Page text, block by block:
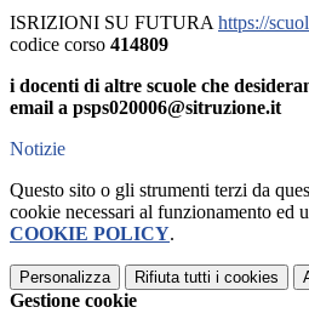
ISRIZIONI SU FUTURA https://
codice corso 414809
i docenti di altre scuole che
email a psps020006@sitruzione.it
Notizie
Questo sito o gli strumenti terzi da
cookie necessari al funzionamento ed
COOKIE POLICY.
Personalizza Rifiuta tutti i cookies
Gestione cookie